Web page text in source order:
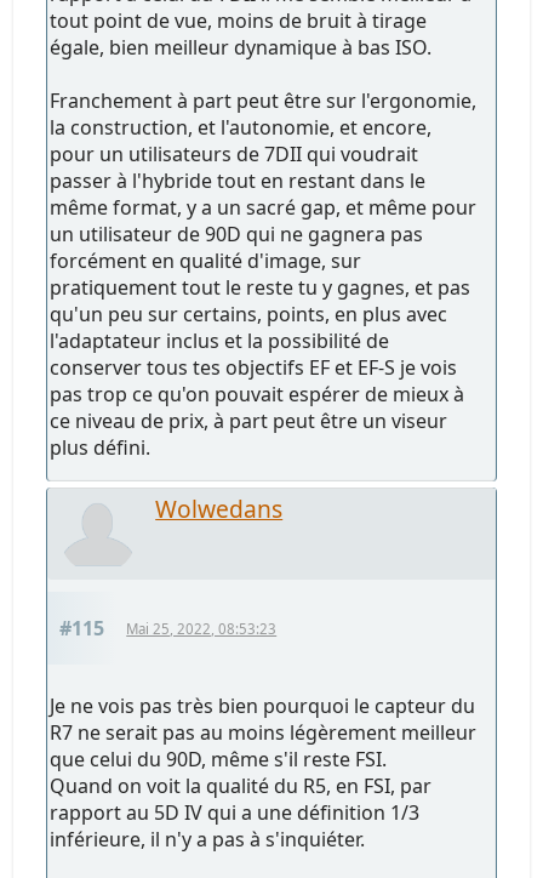
tout point de vue, moins de bruit à tirage
égale, bien meilleur dynamique à bas ISO.
Franchement à part peut être sur l'ergonomie,
la construction, et l'autonomie, et encore,
pour un utilisateurs de 7DII qui voudrait
passer à l'hybride tout en restant dans le
même format, y a un sacré gap, et même pour
un utilisateur de 90D qui ne gagnera pas
forcément en qualité d'image, sur
pratiquement tout le reste tu y gagnes, et pas
qu'un peu sur certains, points, en plus avec
l'adaptateur inclus et la possibilité de
conserver tous tes objectifs EF et EF-S je vois
pas trop ce qu'on pouvait espérer de mieux à
ce niveau de prix, à part peut être un viseur
plus défini.
Wolwedans
#115 Mai 25, 2022, 08:53:23
Je ne vois pas très bien pourquoi le capteur du
R7 ne serait pas au moins légèrement meilleur
que celui du 90D, même s'il reste FSI.
Quand on voit la qualité du R5, en FSI, par
rapport au 5D IV qui a une définition 1/3
inférieure, il n'y a pas à s'inquiéter.